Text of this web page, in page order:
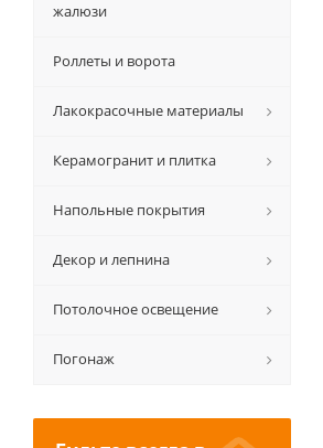
жалюзи
Роллеты и ворота
Лакокрасочные материалы
Керамогранит и плитка
Напольные покрытия
Декор и лепнина
Потолочное освещение
Погонаж